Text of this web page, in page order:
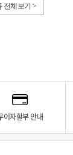
전체보기 >
이자할부 안내